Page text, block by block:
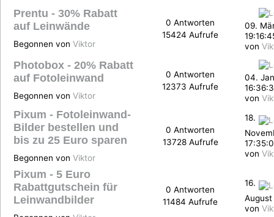
Prentu - 30% Rabatt
auf Leinwände
Begonnen von Viktor
0 Antworten
15424 Aufrufe
09.
von
Photobox - 20% Rabatt
auf Fotoleinwand
Begonnen von Viktor
0 Antworten
12373 Aufrufe
04.
von
Pixum - Fotoleinwand-
Bilder bestellen und
bis zu 25 Euro sparen
Begonnen von Viktor
0 Antworten
13728 Aufrufe
18.
von
Pixum - 5 Euro
Rabattgutschein für
Leinwandbilder
0 Antworten
11484 Aufrufe
16.
August
von